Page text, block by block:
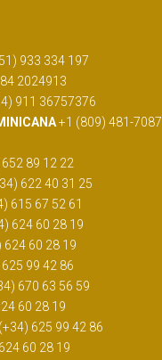
933 334 197
2024913
911 36757376
+1 (809) 481-7087
89 12 22
622 40 31 25
615 67 52 61
624 60 28 19
624 60 28 19
99 42 86
670 63 56 59
60 28 19
625 99 42 86
60 28 19